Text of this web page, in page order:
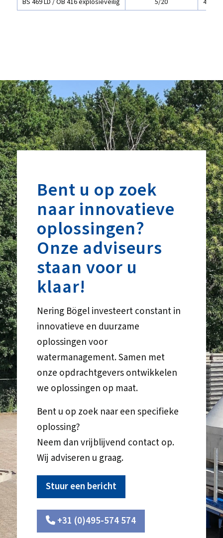
BS 469 LD / OB 416 explosieveilig 5/20 450 x
Bent u op zoek
naar innovatieve
oplossingen?
Onze adviseurs
staan voor u
klaar!
Nering Bögel investeert constant in
innovatieve en duurzame
oplossingen voor
watermanagement. Samen met
onze opdrachtgevers ontwikkelen
we oplossingen op maat.
Bent u op zoek naar een specifieke
oplossing?
Neem dan vrijblijvend contact op.
Wij adviseren u graag.
Stuur een bericht
+31 (0)495-574 574